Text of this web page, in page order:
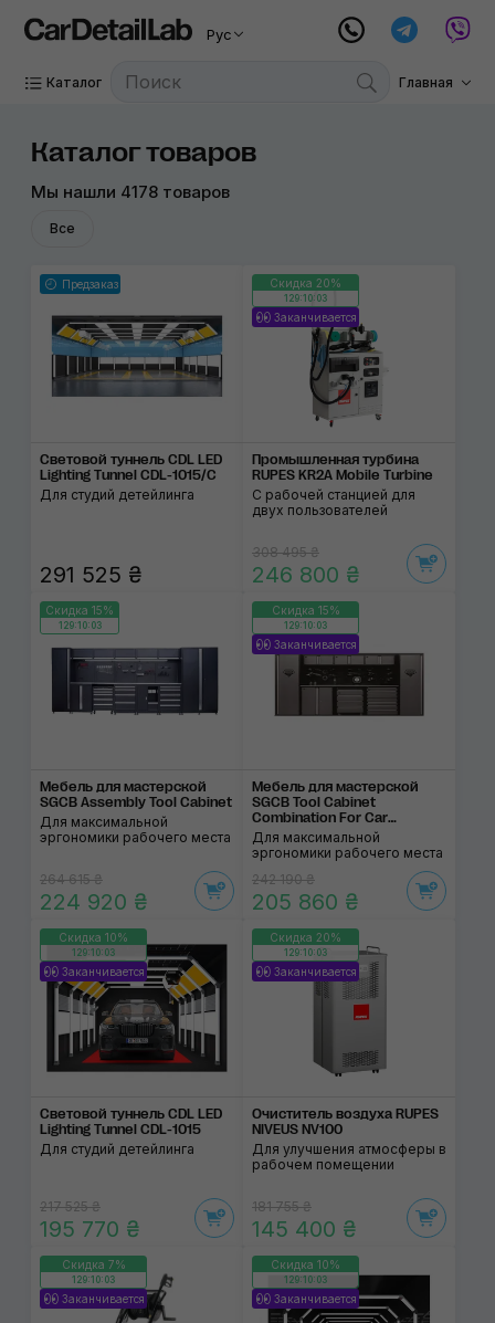
Рус
Каталог Главная
Каталог товаров
Мы нашли 4178 товаров
Все
Предзаказ
Световой туннель CDL LED
Lighting Tunnel CDL-1015/C
Для студий детейлинга
291 525 ₴
Скидка 20%
129:10:02
Заканчивается
Промышленная турбина
RUPES KR2A Mobile Turbine
С рабочей станцией для
двух пользователей
308 495 ₴
246 800 ₴
Скидка 15%
129:10:02
Мебель для мастерской
SGCB Assembly Tool Cabinet
Для максимальной
эргономики рабочего места
264 615 ₴
224 920 ₴
Скидка 15%
129:10:02
Заканчивается
Мебель для мастерской
SGCB Tool Cabinet
Combination For Car
Workshop
Для максимальной
эргономики рабочего места
242 190 ₴
205 860 ₴
Скидка 10%
129:10:02
Заканчивается
Световой туннель CDL LED
Lighting Tunnel CDL-1015
Для студий детейлинга
217 525 ₴
195 770 ₴
Скидка 20%
129:10:02
Заканчивается
Очиститель воздуха RUPES
NIVEUS NV100
Для улучшения атмосферы в
рабочем помещении
181 755 ₴
145 400 ₴
Скидка 7%
129:10:02
Заканчивается
Скидка 10%
129:10:02
Заканчивается